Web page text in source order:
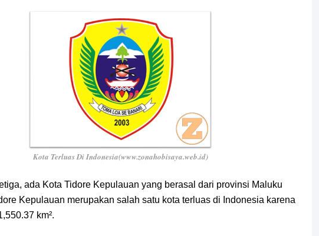
Kota Terluas Di Indonesia(www.zonahobisaya.web.id)
ada Kota Tidore Kepulauan yang berasal dari provinsi Maluku
Kepulauan merupakan salah satu kota terluas di Indonesia karena
km².